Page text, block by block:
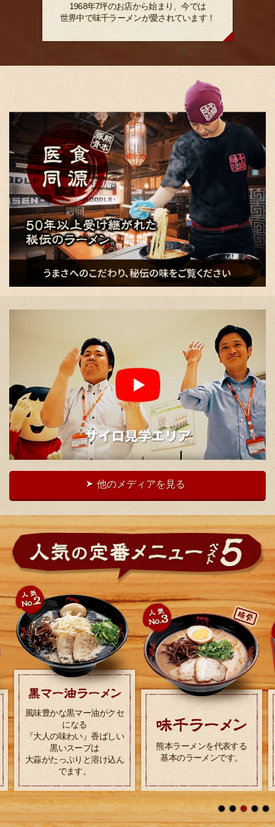
1968年7坪のお店から始まり、今では
世界中で味千ラーメンが愛されています！
他のメディアを見る
熊本ラーメンを代表する
基本のラーメンです。
熊本ラーメンには珍しい新
ジャンルのつけ麺！！濃厚
節系豚骨スープと自家製
ちぢれ麺が見事にマッチ！